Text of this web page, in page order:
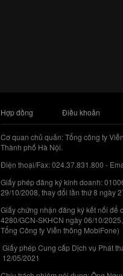
Hợp đồng Điều khoản
Cơ quan chủ quản: Tổng công ty
Thành phố Hà Nội.
Điện thoại/Fax: 024.37.831.800 -
Giấy phép đăng ký kinh doanh:
29/10/2008, thay đổi lần thứ 8 ngày
Giấy chứng nhận đăng ký kết nối để
4280/GCN-SKHCN ngày 06/10/
Tổng Công ty Viễn thông MobiFone)
Giấy phép Cung cấp Dịch vụ Phát
12/05/2021